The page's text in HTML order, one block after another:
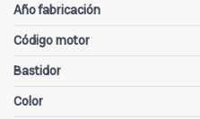
Año fabricación
Código motor
Bastidor
Color